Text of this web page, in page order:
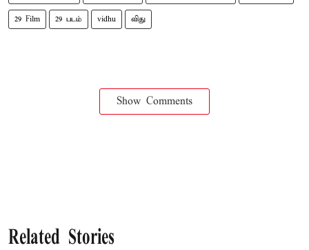
29 Film 29 படம் vidhu விது
Show Comments
Related Stories